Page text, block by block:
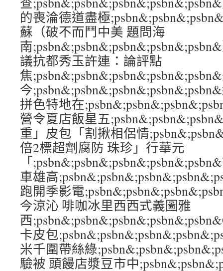
的喪淪德道盡極
蘇（破不而鬥中美 題問海
南
議抗都秀玉許連：論評點
焦
今
拼色特地在
營令夏店飯星五
重」皮包「割揪相侶情
倍2標超劑腐防 珠珍」行華元
「
車雄高
跑開季影電
今涼沁 啡咖冰里西西式義圖雅
西
卡皮包
米千圍帶絲綠
驗被 頭饅店漿豆市中